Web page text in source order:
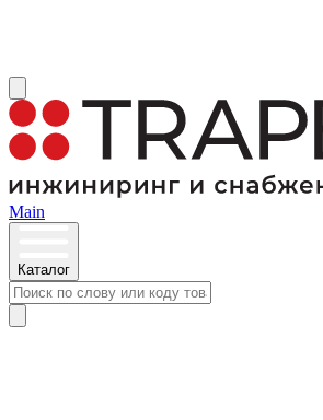
Main
Каталог